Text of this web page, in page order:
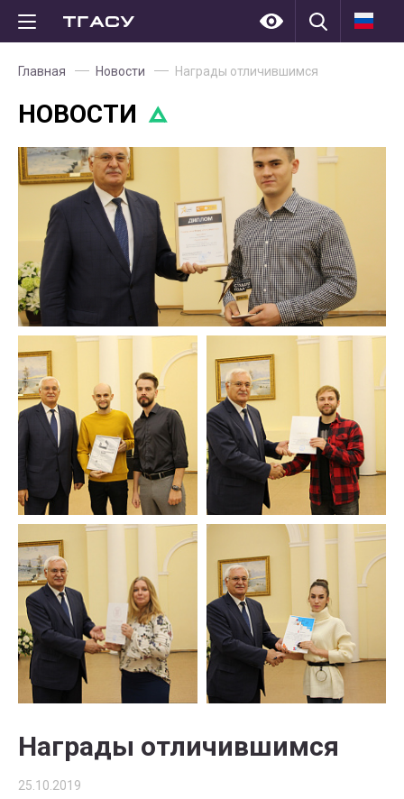
Главная Новости Награды отличившимся
НОВОСТИ
Награды отличившимся
25.10.2019